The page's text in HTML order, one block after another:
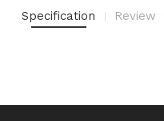
Specification Review